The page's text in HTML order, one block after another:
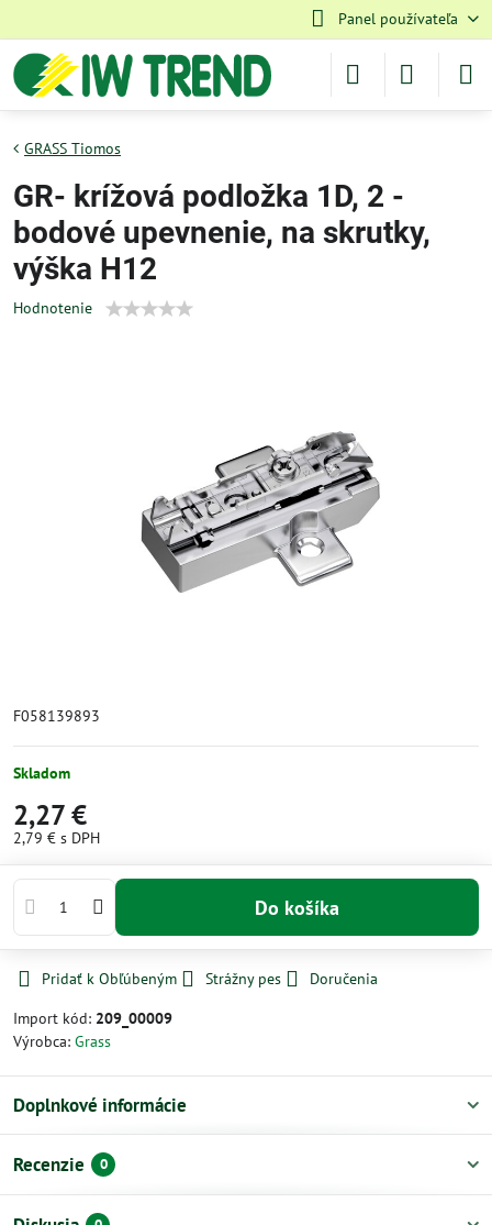
Panel používateľa
GRASS Tiomos
GR- krížová podložka 1D, 2 -
bodové upevnenie, na skrutky,
výška H12
Hodnotenie
F058139893
Skladom
2,27 €
2,79 € s DPH
Do košíka
Pridať k Obľúbeným Strážny pes
Doručenia
Import kód: 209_00009
Výrobca: Grass
Doplnkové informácie
Recenzie 0